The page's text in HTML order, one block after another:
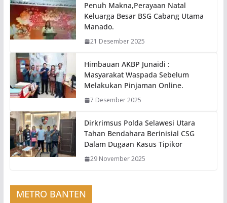
Penuh Makna,Perayaan Natal
Keluarga Besar BSG Cabang Utama
Manado.
21 Desember 2025
Himbauan AKBP Junaidi :
Masyarakat Waspada Sebelum
Melakukan Pinjaman Online.
7 Desember 2025
Dirkrimsus Polda Selawesi Utara
Tahan Bendahara Berinisial CSG
Dalam Dugaan Kasus Tipikor
29 November 2025
METRO BANTEN